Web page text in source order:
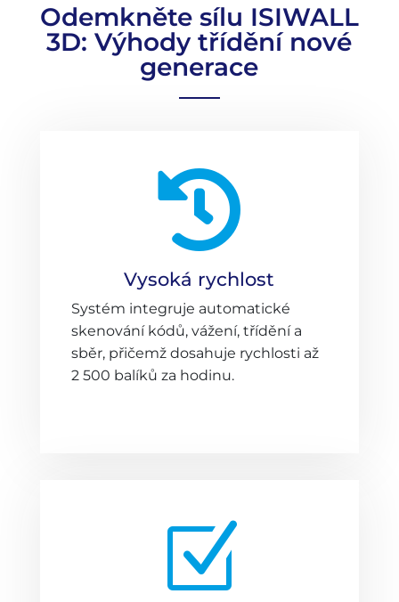
Odemkněte sílu ISIWALL
3D: Výhody třídění nové
generace

Vysoká rychlost
Systém integruje automatické
skenování kódů, vážení, třídění a
sběr, přičemž dosahuje rychlosti až
2 500 balíků za hodinu.
Z